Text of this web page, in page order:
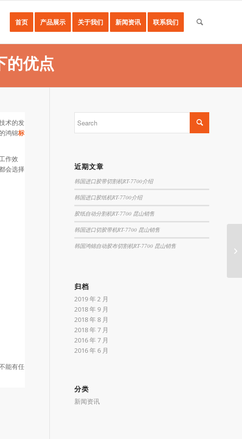
首页 产品展示 关于我们 新闻资讯 联系我们
的优点
术的发
鸿锦标
作效
会选择
能有任
近期文章
韩国进口胶带切割机RT-7700介绍
韩国进口胶纸机RT-7700介绍
胶纸自动分割机RT-7700 昆山销售
韩国进口切胶带机RT-7700 昆山销售
韩国鸿锦自动胶布切割机RT-7700 昆山销售
归档
2019 年 2 月
2018 年 9 月
2018 年 8 月
2018 年 7 月
2016 年 7 月
2016 年 6 月
分类
新闻资讯